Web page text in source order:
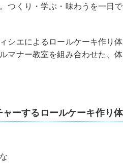
つくり・学ぶ・味わうを一日
シエによるロールケーキ作り
マナー教室を組み合わせた、
ーするロールケーキ作り